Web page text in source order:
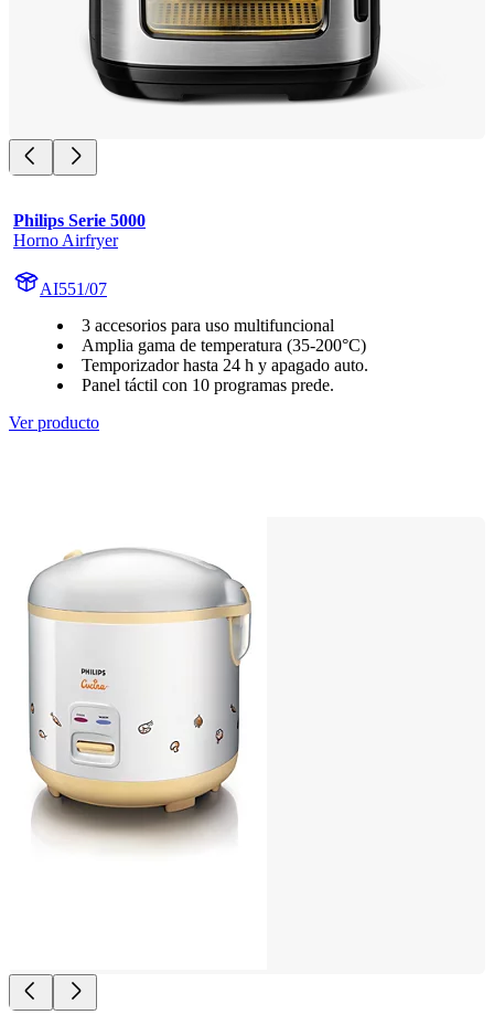
Philips Serie 5000
Horno Airfryer
AI551/07
3 accesorios para uso multifuncional
Amplia gama de temperatura (35-200°C)
Temporizador hasta 24 h y apagado auto.
Panel táctil con 10 programas prede.
Ver producto